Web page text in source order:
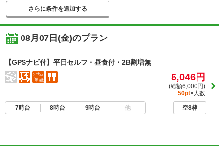
さらに条件を追加する
08月07日(金)のプラン
【GPSナビ付】平日セルフ・昼食付・2B割増無
5,046円
(総額6,000円)
50pt×人数
7時台 8時台 9時台 他 空8枠